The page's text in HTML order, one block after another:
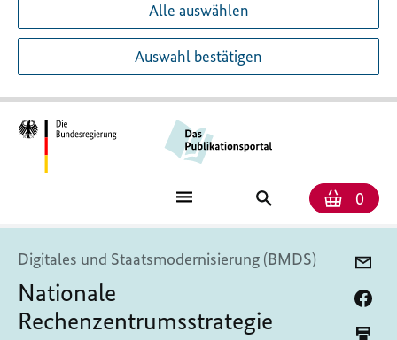
Alle auswählen
Auswahl bestätigen
0
Digitales und Staatsmodernisierung (BMDS)
Nationale
Rechenzentrumsstrategie